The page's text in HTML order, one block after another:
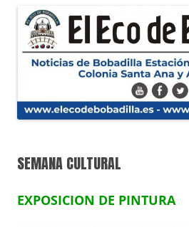
SEMANA CULTURAL
EXPOSICION DE PINTURA